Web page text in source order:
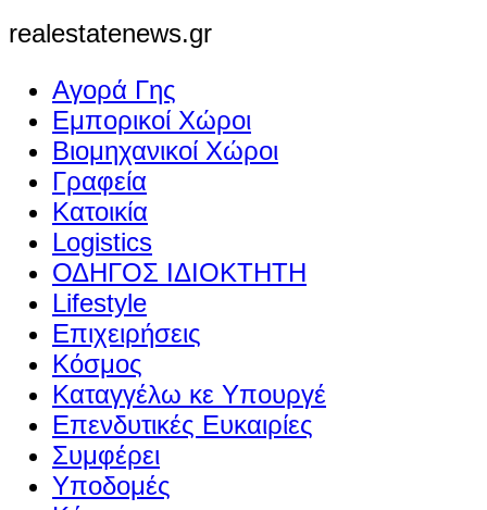
realestatenews.gr
Αγορά Γης
Εμπορικοί Χώροι
Βιομηχανικοί Χώροι
Γραφεία
Κατοικία
Logistics
ΟΔΗΓΟΣ ΙΔΙΟΚΤΗΤΗ
Lifestyle
Επιχειρήσεις
Κόσμος
Καταγγέλω κε Υπουργέ
Επενδυτικές Ευκαιρίες
Συμφέρει
Υποδομές